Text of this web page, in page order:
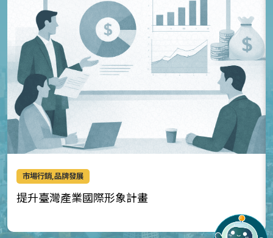
市場行銷,品牌發展
提升臺灣產業國際形象計畫